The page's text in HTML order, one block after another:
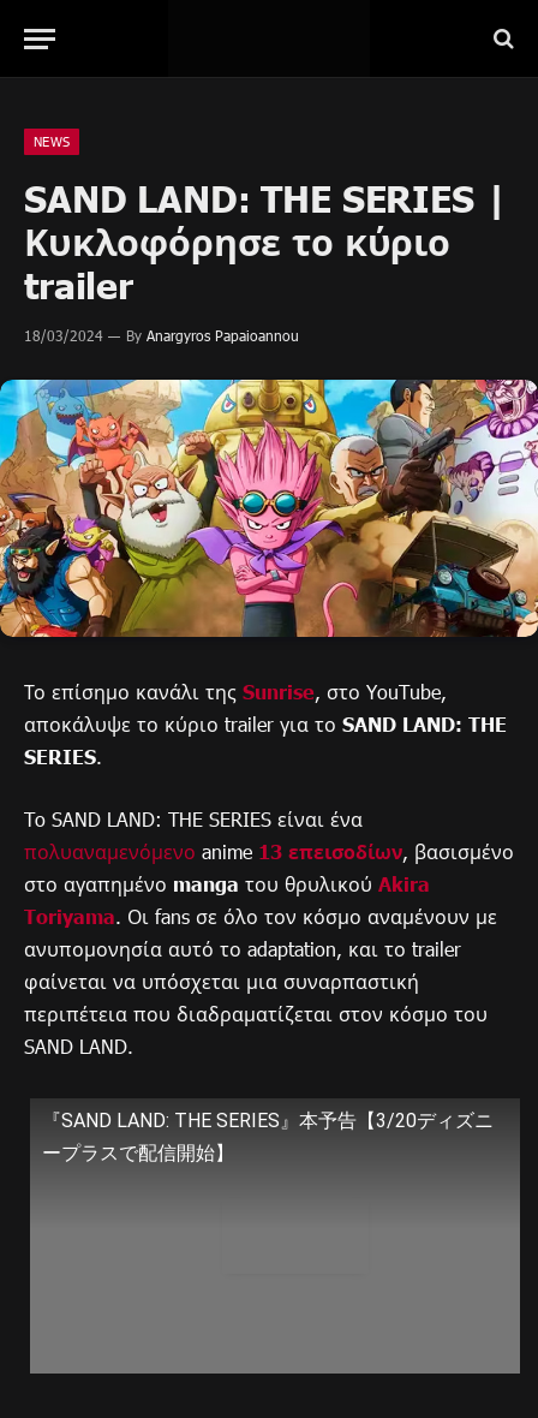
NEWS
SAND LAND: THE SERIES |
Κυκλοφόρησε το κύριο
trailer
18/03/2024 By Anargyros Papaioannou
Το επίσημο κανάλι της Sunrise, στο YouTube,
αποκάλυψε το κύριο trailer για το SAND LAND: THE
SERIES.
To SAND LAND: THE SERIES είναι ένα
πολυαναμενόμενο anime 13 επεισοδίων, βασισμένο
στο αγαπημένο manga του θρυλικού Akira
Toriyama. Οι fans σε όλο τον κόσμο αναμένουν με
ανυπομονησία αυτό το adaptation, και το trailer
φαίνεται να υπόσχεται μια συναρπαστική
περιπέτεια που διαδραματίζεται στον κόσμο του
SAND LAND.
『SAND LAND: THE SERIES』本予告【3/20ディズニ
ープラスで配信開始】